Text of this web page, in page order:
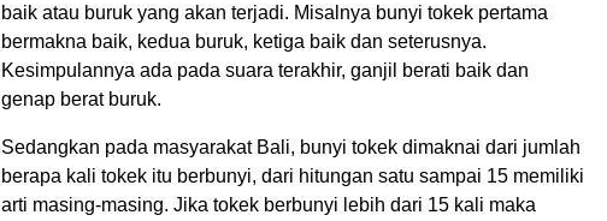
baik atau buruk yang akan terjadi. Misalnya bunyi tokek pertama
bermakna baik, kedua buruk, ketiga baik dan seterusnya.
Kesimpulannya ada pada suara terakhir, ganjil berati baik dan
genap berat buruk.
Sedangkan pada masyarakat Bali, bunyi tokek dimaknai dari jumlah
berapa kali tokek itu berbunyi, dari hitungan satu sampai 15 memiliki
arti masing-masing. Jika tokek berbunyi lebih dari 15 kali maka